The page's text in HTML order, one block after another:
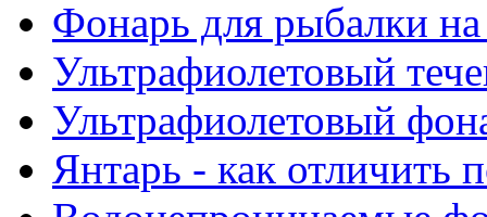
Фонарь для рыбалки на
Ультрафиолетовый
Ультрафиолетовый
Янтарь - как отличить